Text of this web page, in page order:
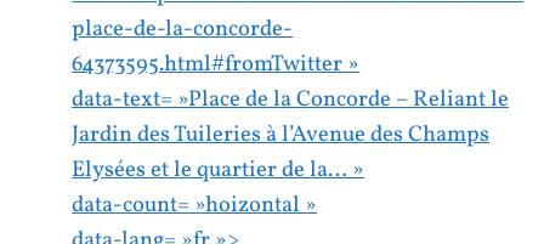
place-de-la-concorde-
64373595.html#fromTwitter »
data-text= »Place de la Concorde – Reliant le
Jardin des Tuileries à l’Avenue des Champs
Elysées et le quartier de la… »
data-count= »hoizontal »